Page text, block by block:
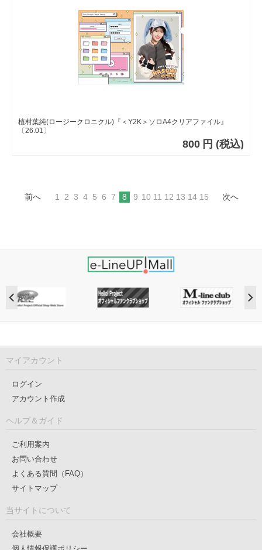
植村葉純(ロージークロニクル)『＜Y2K＞ソロA4クリアファイル』
〔26.01〕
800 円 (税込)
前へ 1 2 3 4 5 6 7 8 9 10 11 12 13 14 15 次へ
マイアカウント
ログイン
アカウント作成
ヘルプ＆ガイド
ご利用案内
お問い合わせ
よくある質問（FAQ）
サイトマップ
当サイトについて
会社概要